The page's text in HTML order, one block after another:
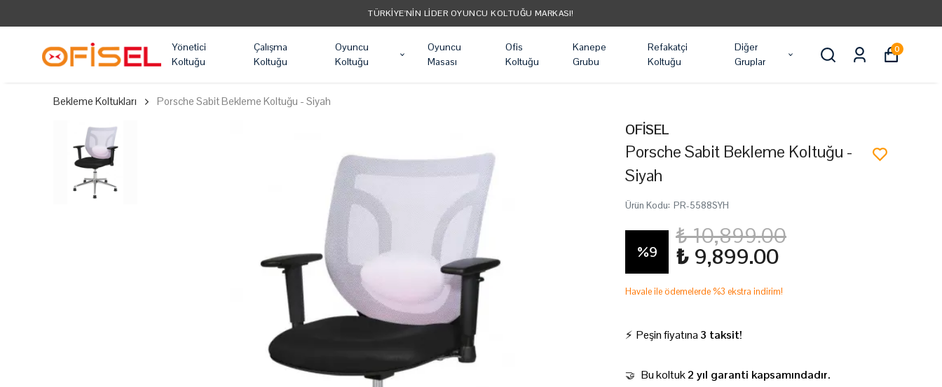
TÜRKIYE'NIN LIDER OYUNCU KOLTUĞU MARKASI!
Yönetici
Koltuğu
Çalışma
Koltuğu
Oyuncu
Koltuğu
Oyuncu
Masası
Ofis
Koltuğu
Kanepe
Grubu
Refakatçi
Koltuğu
Diğer
Gruplar
0
Bekleme Koltukları Porsche Sabit Bekleme Koltuğu - Siyah
OFİSEL
Porsche Sabit Bekleme Koltuğu -
Siyah
Ürün Kodu: PR-5588SYH
%9
₺ 10,899.00
₺ 9,899.00
Havale ile ödemelerde %3 ekstra indirim!
⚡ Peşin fiyatına 3 taksit!
🤝 Bu koltuk2 yıl garanti kapsamındadır.